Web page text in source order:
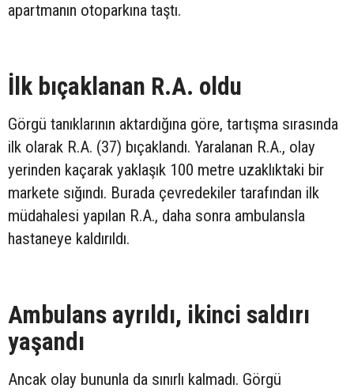
apartmanın otoparkına taştı.
İlk bıçaklanan R.A. oldu
Görgü tanıklarının aktardığına göre, tartışma sırasında
ilk olarak R.A. (37) bıçaklandı. Yaralanan R.A., olay
yerinden kaçarak yaklaşık 100 metre uzaklıktaki bir
markete sığındı. Burada çevredekiler tarafından ilk
müdahalesi yapılan R.A., daha sonra ambulansla
hastaneye kaldırıldı.
Ambulans ayrıldı, ikinci saldırı
yaşandı
Ancak olay bununla da sınırlı kalmadı. Görgü